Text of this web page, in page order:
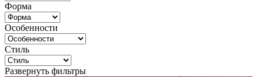
Форма
Особенности
Стиль
Развернуть фильтры